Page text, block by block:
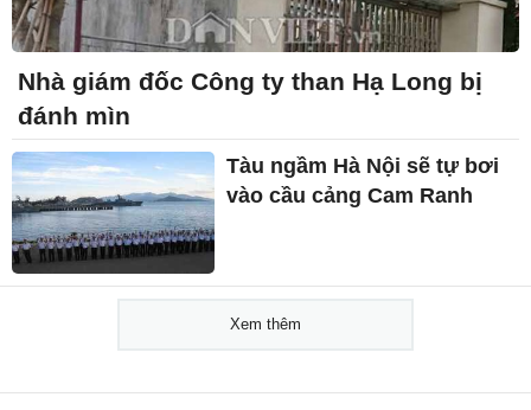
Nhà giám đốc Công ty than Hạ Long bị
đánh mìn
Tàu ngầm Hà Nội sẽ tự bơi
vào cầu cảng Cam Ranh
Xem thêm